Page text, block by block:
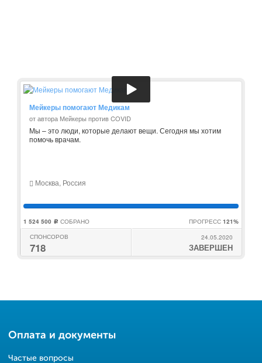
Мейкеры помогают Медикам
от автора Мейкеры против COVID
Мы – это люди, которые делают вещи. Сегодня мы хотим
помочь врачам.
Москва, Россия
1 524 500 c СОБРАНО ПРОГРЕСС 121%
СПОНСОРОВ
718
24.05.2020
ЗАВЕРШЕН
Оплата и документы
Частые вопросы